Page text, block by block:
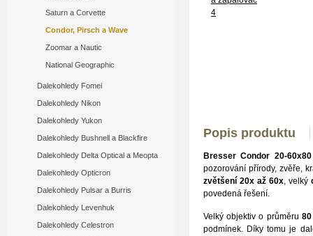
Popis produktu
Bresser Condor 20-
pozorování přírody, zvěře,
zvětšení 20x až 60x, velký
povedená řešení.
Velký objektiv o průměru
podmínek. Díky tomu je
Saturn a Corvette
Condor, Pirsch a Wave
Zoomar a Nautic
National Geographic
Dalekohledy Fomei
Dalekohledy Nikon
Dalekohledy Yukon
Dalekohledy Bushnell a Blackfire
Dalekohledy Delta Optical a Meopta
Dalekohledy Opticron
Dalekohledy Pulsar a Burris
Dalekohledy Levenhuk
Dalekohledy Celestron